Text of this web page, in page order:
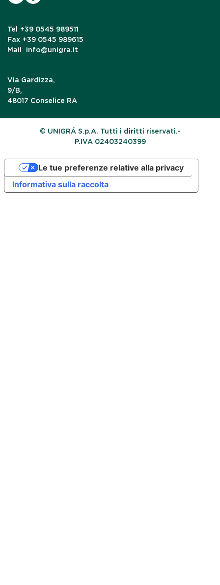
Tel
+39 0545 989511
Fax +39 0545 989615
Mail
info@unigra.it
Via Gardizza,
9/B,
48017 Conselice RA
© UNIGRÁ S.p.A. Tutti i diritti riservati.-
P.IVA 02403240399
Informativa sulla raccolta
Le tue preferenze relative alla privacy